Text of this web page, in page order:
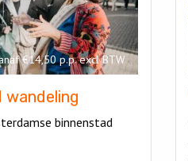
€14,50 p.p. excl BTW
wandeling
binnenstad